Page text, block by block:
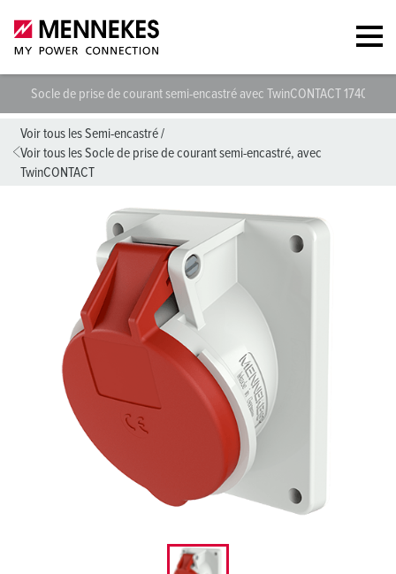
Socle de prise de courant semi-encastré avec TwinCONTACT 1740
Voir tous les Semi-encastré/
Voir tous les Socle de prise de courant semi-encastré, avec
TwinCONTACT